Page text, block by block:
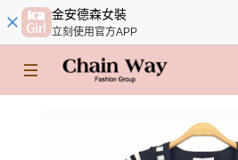
金安德森女裝
立刻使用官方APP